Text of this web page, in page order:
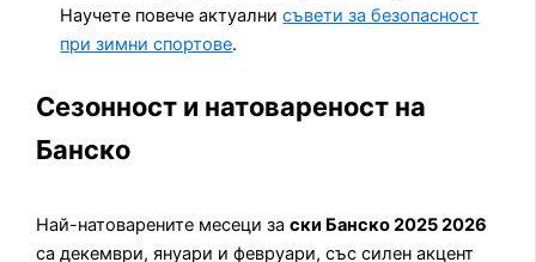
Научете повече актуалнисъвети за безопасност
при зимни спортове.
Сезонност и натовареност на
Банско
Най-натоварените месеци заски Банско 2025 2026
са декември, януари и февруари, със силен акцент